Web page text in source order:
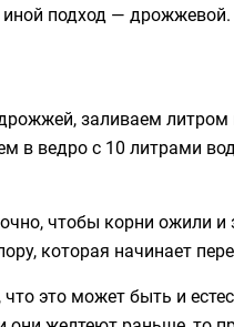
иной подход — дрожжевой.
заливаем
в ведро с 10 литрами
чтобы корни
которая начинает
это может быть и